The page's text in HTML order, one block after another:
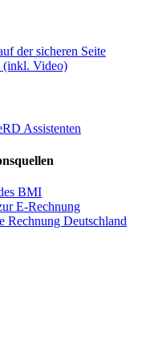
der sicheren Seite
(inkl. Video)
Assistenten
BMI
E-Rechnung
Rechnung Deutschland